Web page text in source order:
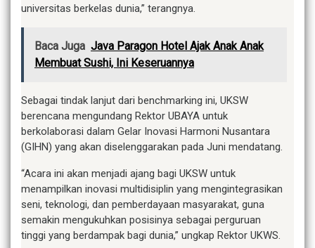
universitas berkelas dunia,” terangnya.
Baca Juga Java Paragon Hotel Ajak Anak Anak
Membuat Sushi, Ini Keseruannya
Sebagai tindak lanjut dari benchmarking ini, UKSW
berencana mengundang Rektor UBAYA untuk
berkolaborasi dalam Gelar Inovasi Harmoni Nusantara
(GIHN) yang akan diselenggarakan pada Juni mendatang.
“Acara ini akan menjadi ajang bagi UKSW untuk
menampilkan inovasi multidisiplin yang mengintegrasikan
seni, teknologi, dan pemberdayaan masyarakat, guna
semakin mengukuhkan posisinya sebagai perguruan
tinggi yang berdampak bagi dunia,” ungkap Rektor UKWS.